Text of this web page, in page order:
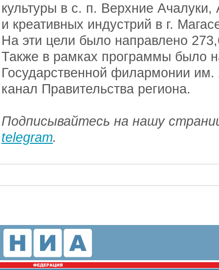
культуры в с. п. Верхние
и креативных индустрий в г.
На эти цели было направлено
Также в рамках программы было
Государственной филармонии
канал Правительства региона.
Подписывайтесь на нашу
telegram.